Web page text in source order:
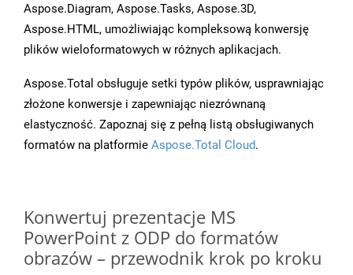
Aspose.Diagram, Aspose.Tasks, Aspose.3D,
Aspose.HTML, umożliwiając kompleksową konwersję
plików wieloformatowych w różnych aplikacjach.
Aspose.Total obsługuje setki typów plików, usprawniając
złożone konwersje i zapewniając niezrównaną
elastyczność. Zapoznaj się z pełną listą obsługiwanych
formatów na platformie Aspose.Total Cloud.
Konwertuj prezentacje MS
PowerPoint z ODP do formatów
obrazów – przewodnik krok po kroku